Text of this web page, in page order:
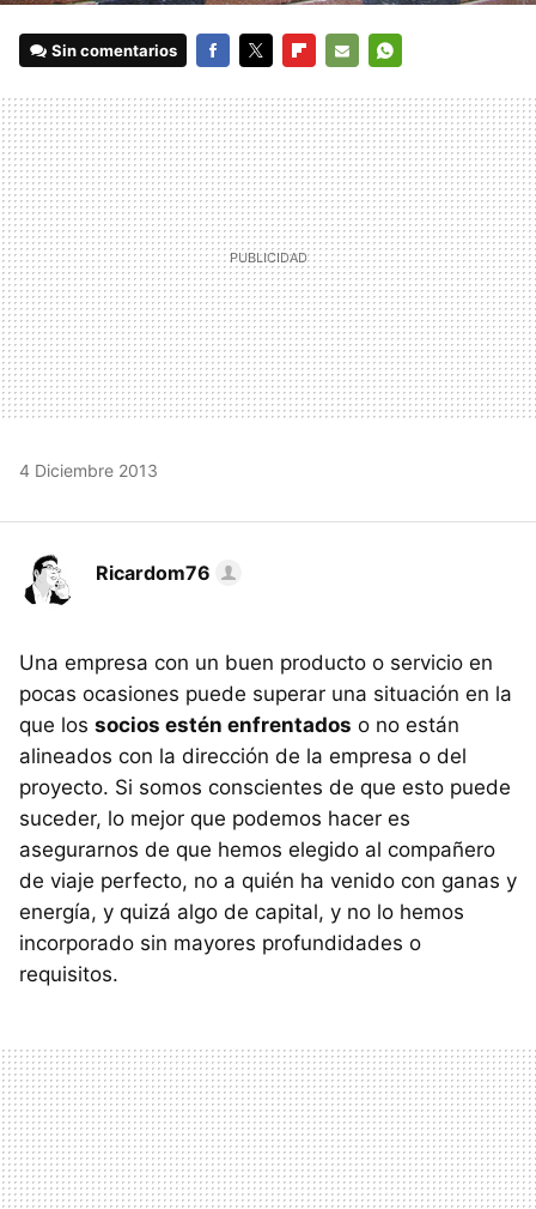
Sin comentarios
MAIL
4 Diciembre 2013
Ricardom76
Una empresa con un buen producto o servicio en
pocas ocasiones puede superar una situación en la
que los socios estén enfrentados o no están
alineados con la dirección de la empresa o del
proyecto. Si somos conscientes de que esto puede
suceder, lo mejor que podemos hacer es
asegurarnos de que hemos elegido al compañero
de viaje perfecto, no a quién ha venido con ganas y
energía, y quizá algo de capital, y no lo hemos
incorporado sin mayores profundidades o
requisitos.